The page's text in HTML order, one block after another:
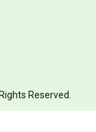
Reserved.